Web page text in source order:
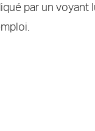
par un voyant